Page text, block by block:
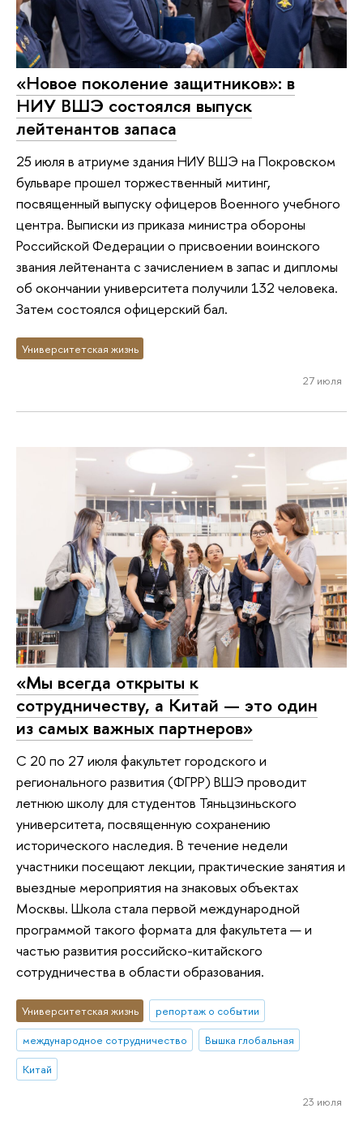
«Новое поколение защитников»: в
НИУ ВШЭ состоялся выпуск
лейтенантов запаса
25 июля в атриуме здания НИУ ВШЭ на Покровском
бульваре прошел торжественный митинг,
посвященный выпуску офицеров Военного учебного
центра. Выписки из приказа министра обороны
Российской Федерации о присвоении воинского
звания лейтенанта с зачислением в запас и дипломы
об окончании университета получили 132 человека.
Затем состоялся офицерский бал.
Университетская жизнь
27 июля
«Мы всегда открыты к
сотрудничеству, а Китай — это один
из самых важных партнеров»
С 20 по 27 июля факультет городского и
регионального развития (ФГРР) ВШЭ проводит
летнюю школу для студентов Тяньцзиньского
университета, посвященную сохранению
исторического наследия. В течение недели
участники посещают лекции, практические занятия и
выездные мероприятия на знаковых объектах
Москвы. Школа стала первой международной
программой такого формата для факультета — и
частью развития российско-китайского
сотрудничества в области образования.
Университетская жизнь
репортаж о событии
международное сотрудничество
Вышка глобальная
Китай
23 июля